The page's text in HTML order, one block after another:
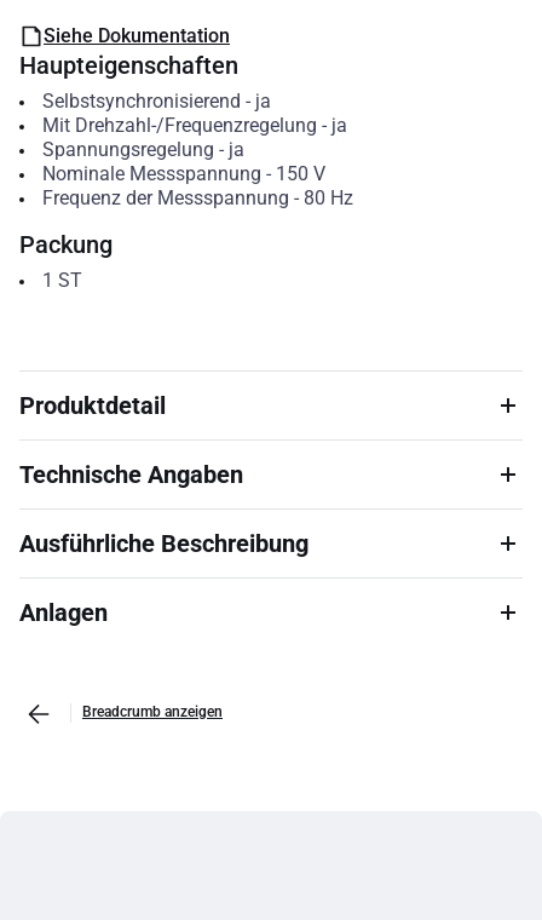
Siehe Dokumentation
Haupteigenschaften
Selbstsynchronisierend - ja
Mit Drehzahl-/Frequenzregelung - ja
Spannungsregelung - ja
Nominale Messspannung - 150 V
Frequenz der Messspannung - 80 Hz
Packung
1 ST
Produktdetail
Technische Angaben
Ausführliche Beschreibung
Anlagen
Breadcrumb anzeigen